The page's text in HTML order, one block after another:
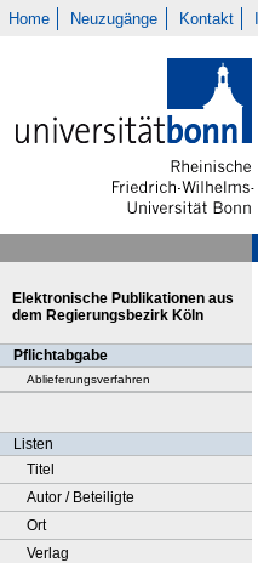
Home Neuzugänge Kontakt
Elektronische Publikationen aus
dem Regierungsbezirk Köln
Pflichtabgabe
Ablieferungsverfahren
Listen
Titel
Autor / Beteiligte
Ort
Verlag